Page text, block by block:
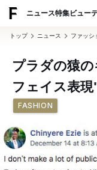
ニュース特集ビュー
トップ ニュース ファッシ
プラダの猿
フェイス表
FASHION